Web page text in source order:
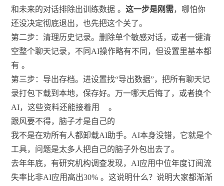
和未来的对话排除出训练数据 。这一步是刚需，哪怕你
还没决定彻底退出，也先把这个关了。
第二步：清理历史记录。删除单个敏感对话，或者一键清
空整个聊天记录，不同AI操作略有不同，但设置里基本都
有 。
第三步：导出存档。进设置找“导出数据”，把所有聊天记
录打包下载到本地，保存好。万一哪天后悔了，或者换个
AI，这些资料还能接着用
。
跟风要不得，脑子才是自己的
我不是在劝所有人都卸载AI助手。AI本身没错，它就是个
工具，问题是太多人把自己的脑子外包出去了。
去年年底，有研究机构调查发现，AI应用中位年度订阅流
失率比非AI应用高出30% 。这说明什么？说明大家都渐渐